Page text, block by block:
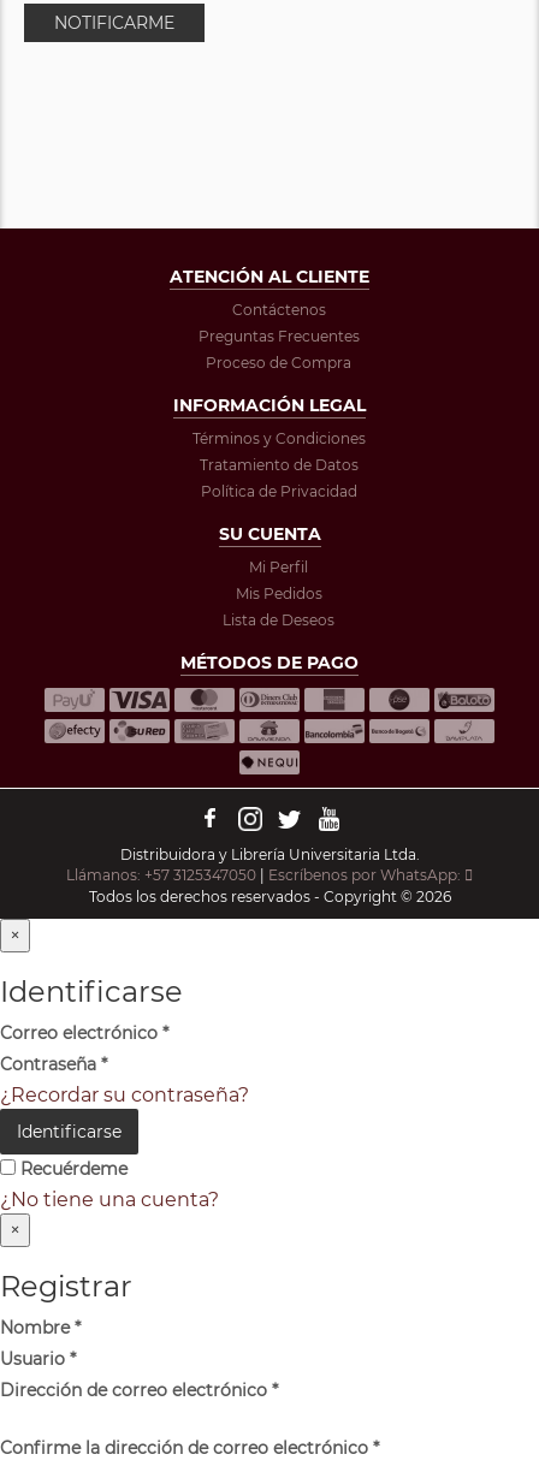
NOTIFICARME
ATENCIÓN AL CLIENTE
Contáctenos
Preguntas Frecuentes
Proceso de Compra
INFORMACIÓN LEGAL
Términos y Condiciones
Tratamiento de Datos
Política de Privacidad
SU CUENTA
Mi Perfil
Mis Pedidos
Lista de Deseos
MÉTODOS DE PAGO
Distribuidora y Librería Universitaria Ltda.
Llámanos: +57 3125347050 | Escríbenos por WhatsApp:
Todos los derechos reservados - Copyright © 2026
×
Identificarse
Correo electrónico *
Contraseña *
¿Recordar su contraseña?
Identificarse
Recuérdeme
¿No tiene una cuenta?
×
Registrar
Nombre*
Usuario *
Dirección de correo electrónico *
Confirme la dirección de correo electrónico *